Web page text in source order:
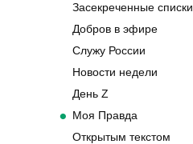
Засекреченные списки
Добров в эфире
Служу России
Новости недели
День Z
Моя Правда
Открытым текстом